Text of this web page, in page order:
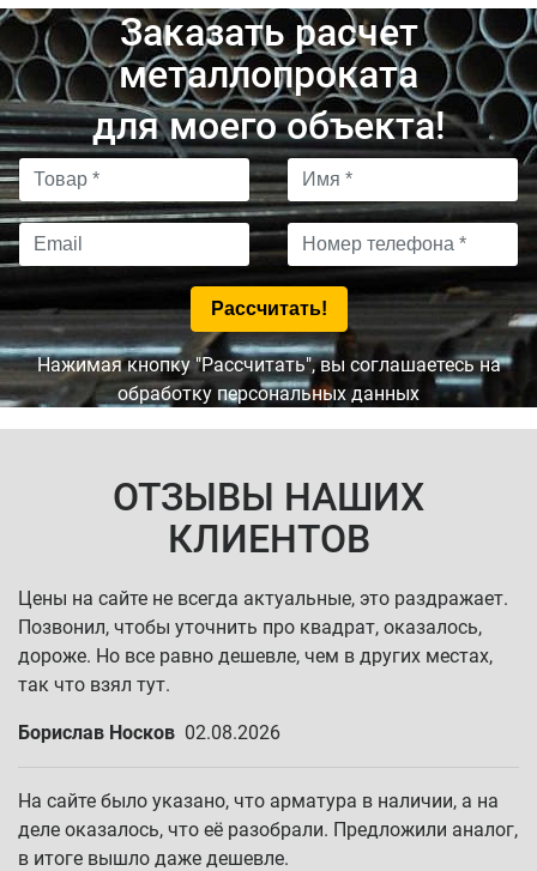
Заказать расчет
металлопроката
для моего объекта!
Нажимая кнопку "Рассчитать", вы соглашаетесь на
обработку персональных данных
ОТЗЫВЫ НАШИХ
КЛИЕНТОВ
Цены на сайте не всегда актуальные, это раздражает.
Позвонил, чтобы уточнить про квадрат, оказалось,
дороже. Но все равно дешевле, чем в других местах,
так что взял тут.
Борислав Носков 02.08.2026
На сайте было указано, что арматура в наличии, а на
деле оказалось, что её разобрали. Предложили аналог,
в итоге вышло даже дешевле.